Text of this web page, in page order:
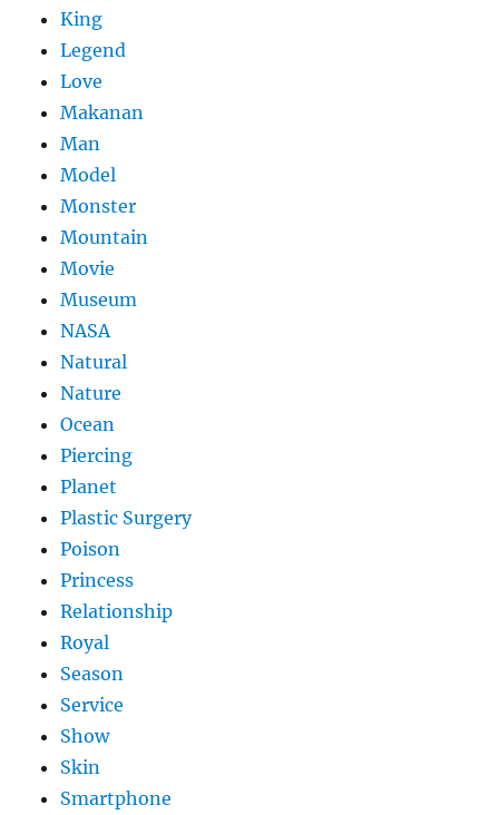
King
Legend
Love
Makanan
Man
Model
Monster
Mountain
Movie
Museum
NASA
Natural
Nature
Ocean
Piercing
Planet
Plastic Surgery
Poison
Princess
Relationship
Royal
Season
Service
Show
Skin
Smartphone